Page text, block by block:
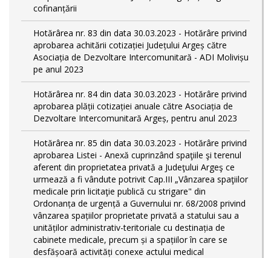
cofinanțării
Hotărârea nr. 83 din data 30.03.2023 - Hotărâre privind
aprobarea achitării cotizației Județului Argeș către
Asociația de Dezvoltare Intercomunitară - ADI Molivișu
pe anul 2023
Hotărârea nr. 84 din data 30.03.2023 - Hotărâre privind
aprobarea plății cotizației anuale către Asociația de
Dezvoltare Intercomunitară Argeș, pentru anul 2023
Hotărârea nr. 85 din data 30.03.2023 - Hotărâre privind
aprobarea Listei - Anexă cuprinzând spaţiile şi terenul
aferent din proprietatea privată a Judeţului Argeş ce
urmează a fi vândute potrivit Cap.III „Vânzarea spaţiilor
medicale prin licitaţie publică cu strigare" din
Ordonanța de urgență a Guvernului nr. 68/2008 privind
vânzarea spațiilor proprietate privată a statului sau a
unităților administrativ-teritoriale cu destinația de
cabinete medicale, precum și a spațiilor în care se
desfășoară activități conexe actului medical